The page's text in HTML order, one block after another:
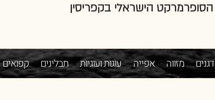
הסופרמרקט הישראלי בקפריסין
קפואים תבלינים עוגות ועוגיות אפייה מזווה דגנים